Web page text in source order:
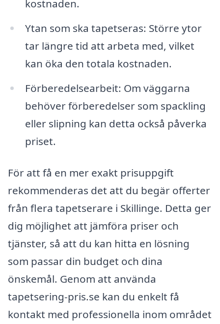
kostnaden.
Ytan som ska tapetseras: Större ytor
tar längre tid att arbeta med, vilket
kan öka den totala kostnaden.
Förberedelsearbeit: Om väggarna
behöver förberedelser som spackling
eller slipning kan detta också påverka
priset.
För att få en mer exakt prisuppgift
rekommenderas det att du begär offerter
från flera tapetserare i Skillinge. Detta ger
dig möjlighet att jämföra priser och
tjänster, så att du kan hitta en lösning
som passar din budget och dina
önskemål. Genom att använda
tapetsering-pris.se kan du enkelt få
kontakt med professionella inom området